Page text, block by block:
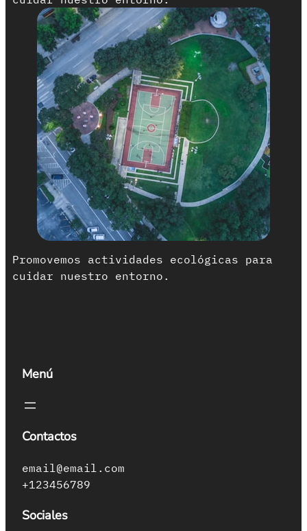
Promovemos actividades ecológicas para
cuidar nuestro entorno.
Menú
Contactos
email@email.com
+123456789
Sociales